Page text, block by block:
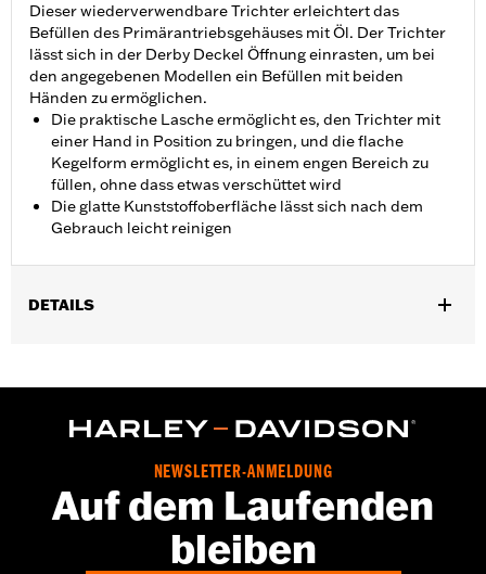
Dieser wiederverwendbare Trichter erleichtert das
Befüllen des Primärantriebsgehäuses mit Öl. Der Trichter
lässt sich in der Derby Deckel Öffnung einrasten, um bei
den angegebenen Modellen ein Befüllen mit beiden
Händen zu ermöglichen.
Die praktische Lasche ermöglicht es, den Trichter mit
einer Hand in Position zu bringen, und die flache
Kegelform ermöglicht es, in einem engen Bereich zu
füllen, ohne dass etwas verschüttet wird
Die glatte Kunststoffoberfläche lässt sich nach dem
Gebrauch leicht reinigen
DETAILS
NEWSLETTER-ANMELDUNG
Auf dem Laufenden
bleiben